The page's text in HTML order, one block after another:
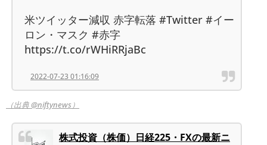
米ツイッター減収 赤字転落 #Twitter #イー
ロン・マスク #赤字
https://t.co/rWHiRRjaBc
2022-07-23 01:16:09
（出典 @niftynews）
株式投資（株価）日経225・FXの最新ニ